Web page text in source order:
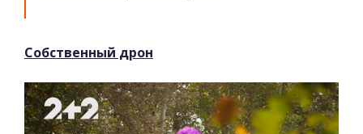
Собственный дрон